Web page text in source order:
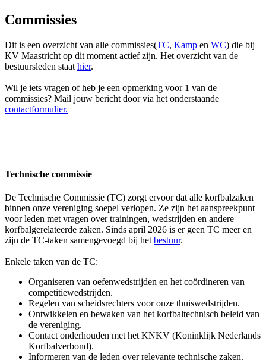
Commissies
Dit is een overzicht van alle commissies(TC, Kamp en WC) die bij
KV Maastricht op dit moment actief zijn. Het overzicht van de
bestuursleden staat hier.
Wil je iets vragen of heb je een opmerking voor 1 van de
commissies? Mail jouw bericht door via het onderstaande
contactformulier.
Technische commissie
De Technische Commissie (TC) zorgt ervoor dat alle korfbalzaken
binnen onze vereniging soepel verlopen. Ze zijn het aanspreekpunt
voor leden met vragen over trainingen, wedstrijden en andere
korfbalgerelateerde zaken. Sinds april 2026 is er geen TC meer en
zijn de TC-taken samengevoegd bij het bestuur.
Enkele taken van de TC:
Organiseren van oefenwedstrijden en het coördineren van
competitiewedstrijden.
Regelen van scheidsrechters voor onze thuiswedstrijden.
Ontwikkelen en bewaken van het korfbaltechnisch beleid van
de vereniging.
Contact onderhouden met het KNKV (Koninklijk Nederlands
Korfbalverbond).
Informeren van de leden over relevante technische zaken.